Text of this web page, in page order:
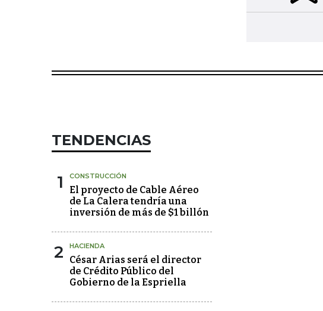
TENDENCIAS
1 CONSTRUCCIÓN
El proyecto de Cable Aéreo
de La Calera tendría una
inversión de más de $1 billón
2 HACIENDA
César Arias será el director
de Crédito Público del
Gobierno de la Espriella